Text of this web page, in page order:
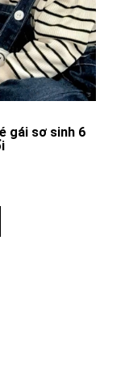
gái sơ sinh 6